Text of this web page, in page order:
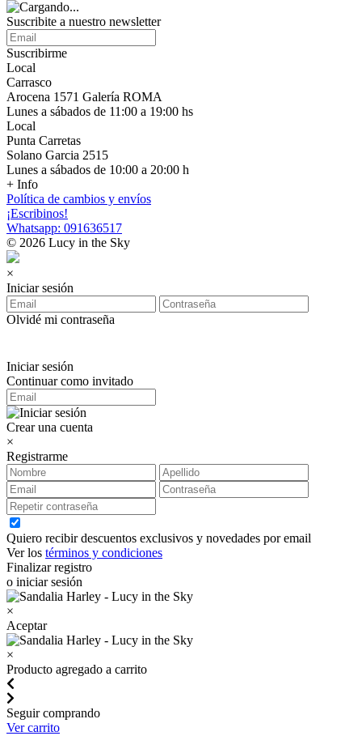
Suscribite a nuestro newsletter
Suscribirme
Local
Carrasco
Arocena 1571 Galería ROMA
Lunes a sábados de 11:00 a 19:00 hs
Local
Punta Carretas
Solano Garcia 2515
Lunes a sábados de 10:00 a 20:00 h
+ Info
Política de cambios y envíos
¡Escribinos!
Whatsapp: 091636517
© 2026 Lucy in the Sky
×
Iniciar sesión
Olvidé mi contraseña
Iniciar sesión
Continuar como invitado
Crear una cuenta
×
Registrarme
Quiero recibir descuentos exclusivos y novedades por email
Ver los términos y condiciones
Finalizar registro
o iniciar sesión
×
Aceptar
×
Producto agregado a carrito
Seguir comprando
Ver carrito